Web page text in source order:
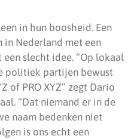
in hun boosheid. Een
Nederland met een
een slecht idee. “Op lokaal
politiek partijen bewust
of PRO XYZ” zegt Dario
“Dat niemand er in de
naam bedenken niet
is ons echt een